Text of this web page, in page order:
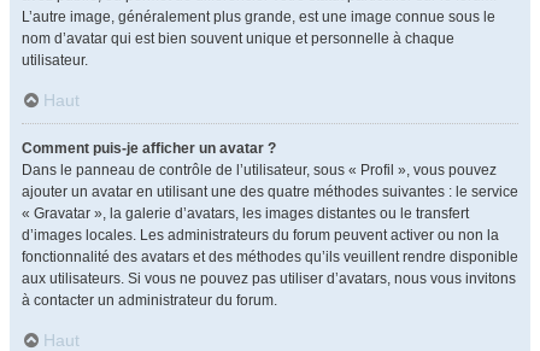
L’autre image, généralement plus grande, est une image connue sous le
nom d’avatar qui est bien souvent unique et personnelle à chaque
utilisateur.
Haut
Comment puis-je afficher un avatar ?
Dans le panneau de contrôle de l’utilisateur, sous « Profil », vous pouvez
ajouter un avatar en utilisant une des quatre méthodes suivantes : le service
« Gravatar », la galerie d’avatars, les images distantes ou le transfert
d’images locales. Les administrateurs du forum peuvent activer ou non la
fonctionnalité des avatars et des méthodes qu’ils veuillent rendre disponible
aux utilisateurs. Si vous ne pouvez pas utiliser d’avatars, nous vous invitons
à contacter un administrateur du forum.
Haut